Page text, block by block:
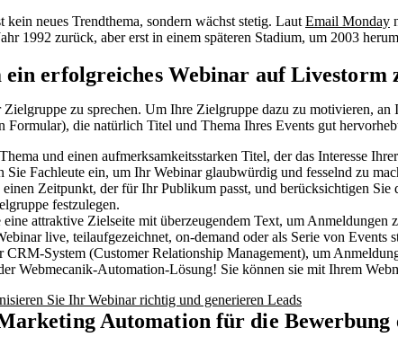
neues Trendthema, sondern wächst stetig. Laut Email Monday
1992 zurück, aber erst in einem späteren Stadium, um 2003
erfolgreiches Webinar auf Livestorm
zu sprechen. Um Ihre Zielgruppe dazu zu motivieren,
Formular), die natürlich Titel und Thema Ihres Events gut
und einen aufmerksamkeitsstarken Titel, der das Interesse
Sie Fachleute ein, um Ihr Webinar glaubwürdig und fesselnd zu
Zeitpunkt, der für Ihr Publikum passt, und berücksichtigen
festzulegen.
eine attraktive Zielseite mit überzeugendem Text, um Anmeldungen
live, teilaufgezeichnet, on-demand oder als Serie von Events
CRM-System (Customer Relationship Management), um
Webmecanik-Automation-Lösung! Sie können sie mit Ihrem
Sie Ihr Webinar richtig und generieren Leads
Automation für die Bewerbung